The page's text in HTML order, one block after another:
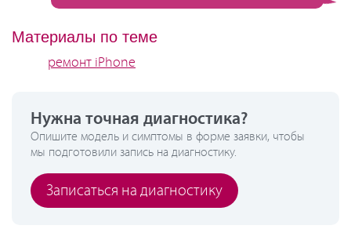
Материалы по теме
ремонт iPhone
Нужна точная диагностика?
Опишите модель и симптомы в форме заявки, чтобы
мы подготовили запись на диагностику.
Записаться на диагностику